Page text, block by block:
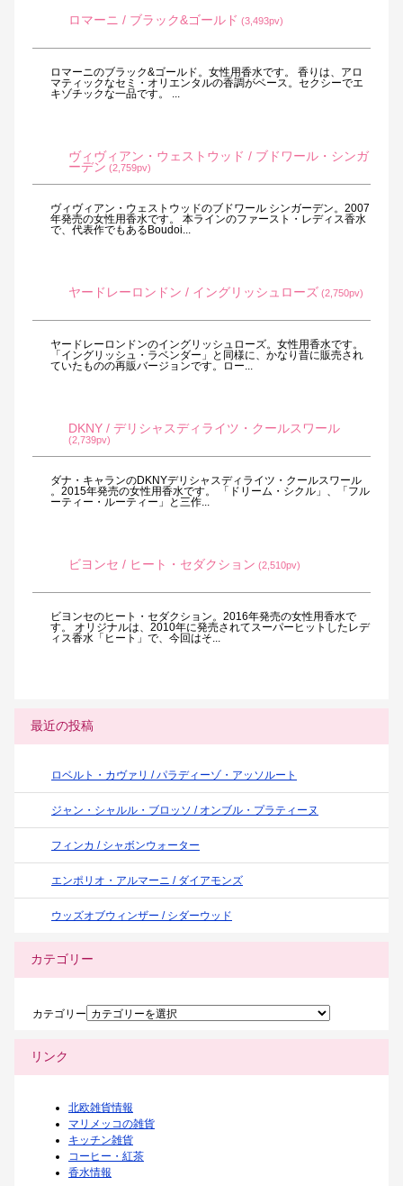
ロマーニ / ブラック&ゴールド (3,493pv)
ロマーニのブラック&ゴールド。女性用香水です。 香りは、アロ
マティックなセミ・オリエンタルの香調がベース。セクシーでエ
キゾチックな一品です。 ...
ヴィヴィアン・ウェストウッド / ブドワール・シンガ
ーデン (2,759pv)
ヴィヴィアン・ウェストウッドのブドワール シンガーデン。2007
年発売の女性用香水です。 本ラインのファースト・レディス香水
で、代表作でもあるBoudoi...
ヤードレーロンドン / イングリッシュローズ (2,750pv)
ヤードレーロンドンのイングリッシュローズ。女性用香水です。
「イングリッシュ・ラベンダー」と同様に、かなり昔に販売され
ていたものの再販バージョンです。ロー...
DKNY / デリシャスディライツ・クールスワール
(2,739pv)
ダナ・キャランのDKNYデリシャスディライツ・クールスワール
。2015年発売の女性用香水です。 「ドリーム・シクル」、「フル
ーティー・ルーティー」と三作...
ビヨンセ / ヒート・セダクション (2,510pv)
ビヨンセのヒート・セダクション。2016年発売の女性用香水で
す。 オリジナルは、2010年に発売されてスーパーヒットしたレデ
ィス香水「ヒート」で、今回はそ...
最近の投稿
ロベルト・カヴァリ / パラディーゾ・アッソルート
ジャン・シャルル・ブロッソ / オンブル・プラティーヌ
フィンカ / シャボンウォーター
エンポリオ・アルマーニ / ダイアモンズ
ウッズオブウィンザー / シダーウッド
カテゴリー
カテゴリー
リンク
北欧雑貨情報
マリメッコの雑貨
キッチン雑貨
コーヒー・紅茶
香水情報